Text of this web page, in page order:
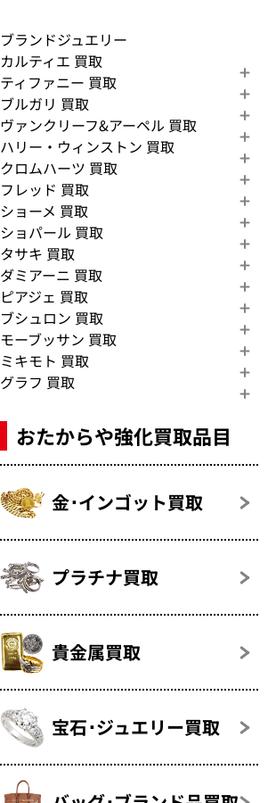
ブランドジュエリー
カルティエ 買取
ティファニー 買取
ブルガリ 買取
ヴァンクリーフ&アーペル 買取
ハリー・ウィンストン 買取
クロムハーツ 買取
フレッド 買取
ショーメ 買取
ショパール 買取
タサキ 買取
ダミアーニ 買取
ピアジェ 買取
ブシュロン 買取
モーブッサン 買取
ミキモト 買取
グラフ 買取
おたからや強化買取品目
金･インゴット買取
プラチナ買取
貴金属買取
宝石･ジュエリー買取